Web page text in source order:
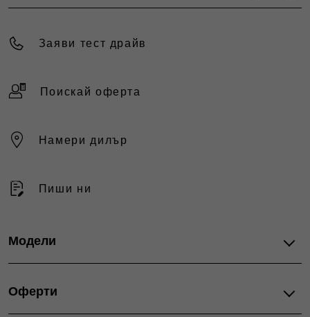
Заяви тест драйв
Поискай оферта
Намери дилър
Пиши ни
Модели
500 Electric
600
Оферти